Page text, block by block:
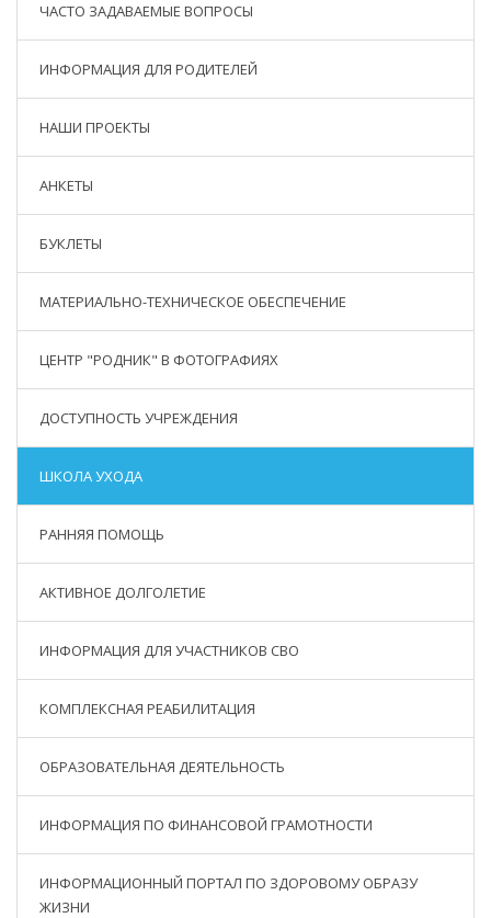
ЧАСТО ЗАДАВАЕМЫЕ ВОПРОСЫ
ИНФОРМАЦИЯ ДЛЯ РОДИТЕЛЕЙ
НАШИ ПРОЕКТЫ
АНКЕТЫ
БУКЛЕТЫ
МАТЕРИАЛЬНО-ТЕХНИЧЕСКОЕ ОБЕСПЕЧЕНИЕ
ЦЕНТР "РОДНИК" В ФОТОГРАФИЯХ
ДОСТУПНОСТЬ УЧРЕЖДЕНИЯ
ШКОЛА УХОДА
РАННЯЯ ПОМОЩЬ
АКТИВНОЕ ДОЛГОЛЕТИЕ
ИНФОРМАЦИЯ ДЛЯ УЧАСТНИКОВ СВО
КОМПЛЕКСНАЯ РЕАБИЛИТАЦИЯ
ОБРАЗОВАТЕЛЬНАЯ ДЕЯТЕЛЬНОСТЬ
ИНФОРМАЦИЯ ПО ФИНАНСОВОЙ ГРАМОТНОСТИ
ИНФОРМАЦИОННЫЙ ПОРТАЛ ПО ЗДОРОВОМУ ОБРАЗУ
ЖИЗНИ